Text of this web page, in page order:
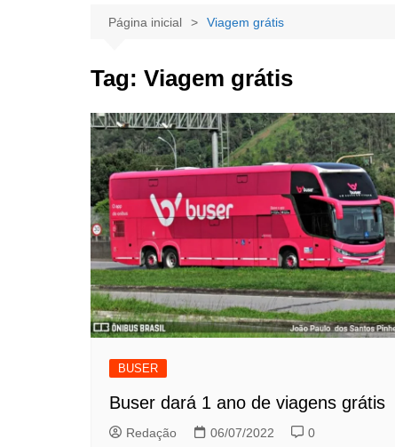
Página inicial Viagem grátis
Tag: Viagem grátis
BUSER
Buser dará 1 ano de viagens grátis
Redação 06/07/2022 0